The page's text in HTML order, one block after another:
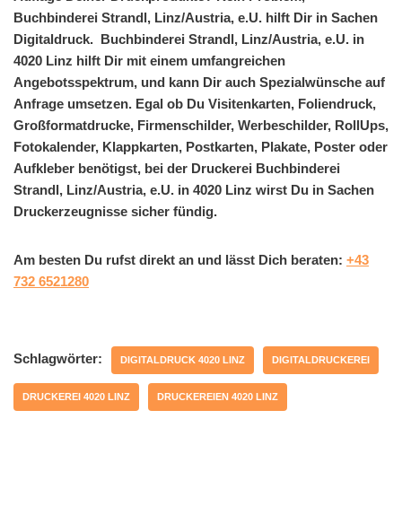
Buchbinderei Strandl, Linz/Austria, e.U. hilft Dir in Sachen
Digitaldruck. Buchbinderei Strandl, Linz/Austria, e.U. in
4020 Linz hilft Dir mit einem umfangreichen
Angebotsspektrum, und kann Dir auch Spezialwünsche auf
Anfrage umsetzen. Egal ob Du Visitenkarten, Foliendruck,
Großformatdrucke, Firmenschilder, Werbeschilder, RollUps,
Fotokalender, Klappkarten, Postkarten, Plakate, Poster oder
Aufkleber benötigst, bei der Druckerei Buchbinderei
Strandl, Linz/Austria, e.U. in 4020 Linz wirst Du in Sachen
Druckerzeugnisse sicher fündig.
Am besten Du rufst direkt an und lässt Dich beraten: +43
732 6521280
Schlagwörter: DIGITALDRUCK 4020 LINZ DIGITALDRUCKEREI
DRUCKEREI 4020 LINZ DRUCKEREIEN 4020 LINZ